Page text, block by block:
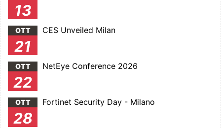
13
OTT
21
CES Unveiled Milan
OTT
22
NetEye Conference 2026
OTT
28
Fortinet Security Day - Milano